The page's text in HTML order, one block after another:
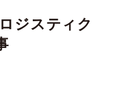
ジスティク